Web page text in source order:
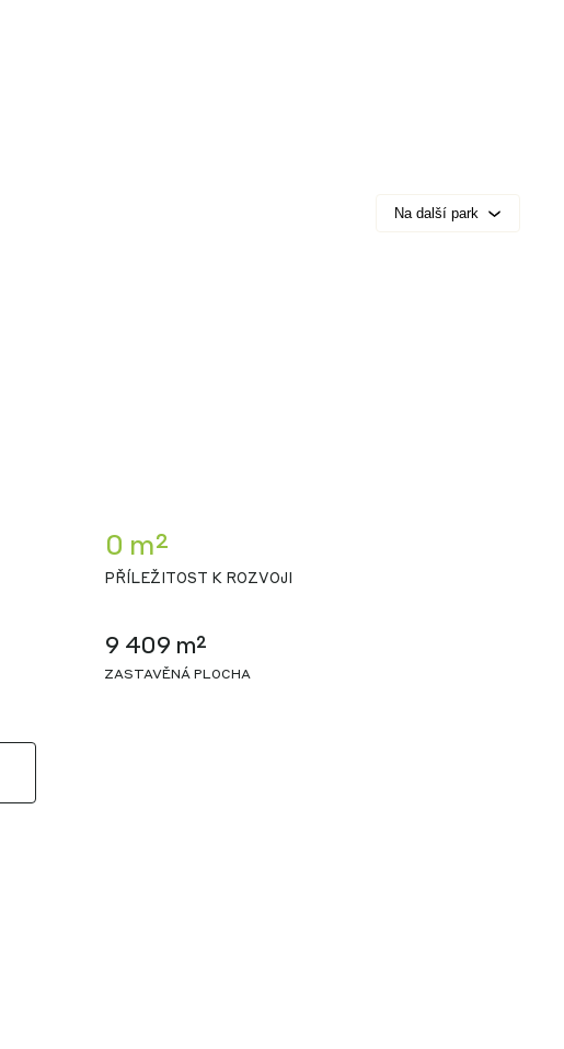
Na další park
0 m²
PŘÍLEŽITOST K ROZVOJI
9 409 m²
ZASTAVĚNÁ PLOCHA